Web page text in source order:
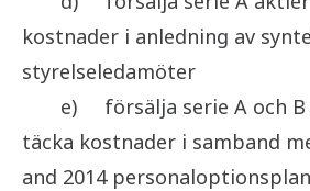
kostnader i anledning av
styrelseledamöter
e)
försälja serie A och
täcka kostnader i samband
and 2014